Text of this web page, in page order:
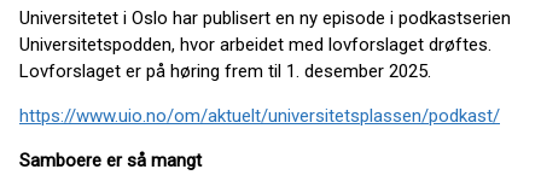
Universitetet i Oslo har publisert en ny episode i podkastserien
Universitetspodden, hvor arbeidet med lovforslaget drøftes.
Lovforslaget er på høring frem til 1. desember 2025.
https://www.uio.no/om/aktuelt/universitetsplassen/podkast/
Samboere er så mangt